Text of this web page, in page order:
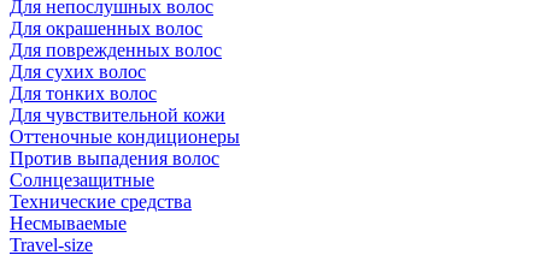
Для непослушных волос
Для окрашенных волос
Для поврежденных волос
Для сухих волос
Для тонких волос
Для чувствительной кожи
Оттеночные кондиционеры
Против выпадения волос
Солнцезащитные
Технические средства
Несмываемые
Travel-size